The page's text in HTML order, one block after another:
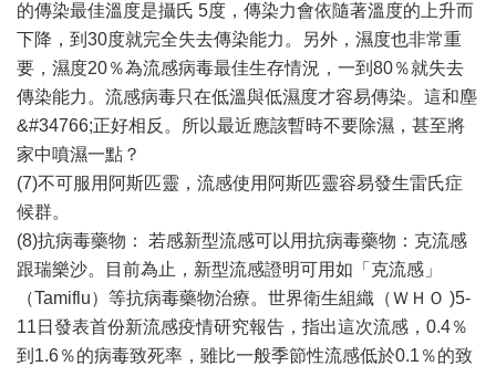
的傳染最佳溫度是攝氏 5度，傳染力會依隨著溫度的上升而
下降，到30度就完全失去傳染能力。另外，濕度也非常重
要，濕度20％為流感病毒最佳生存情況，一到80％就失去
傳染能力。流感病毒只在低溫與低濕度才容易傳染。這和塵
&#34766;正好相反。所以最近應該暫時不要除濕，甚至將
家中噴濕一點？
(7)不可服用阿斯匹靈，流感使用阿斯匹靈容易發生雷氏症
候群。
(8)抗病毒藥物： 若感新型流感可以用抗病毒藥物：克流感
跟瑞樂沙。目前為止，新型流感證明可用如「克流感」
（Tamiflu）等抗病毒藥物治療。世界衛生組織（ＷＨＯ )5-
11日發表首份新流感疫情研究報告，指出這次流感，0.4％
到1.6％的病毒致死率，雖比一般季節性流感低於0.1％的致